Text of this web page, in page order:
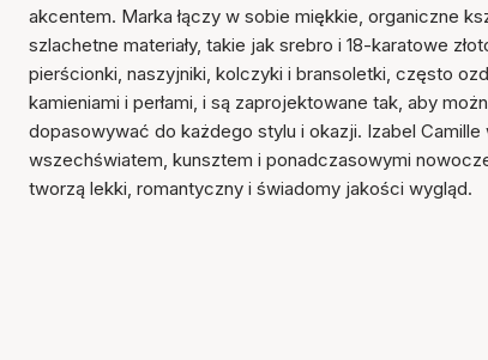
akcentem. Marka łączy w sobie miękkie, organiczne
szlachetne materiały, takie jak srebro i 18-karatowe
pierścionki, naszyjniki, kolczyki i bransoletki, często
kamieniami i perłami, i są zaprojektowane tak, aby
dopasowywać do każdego stylu i okazji. Izabel
wszechświatem, kunsztem i ponadczasowymi
tworzą lekki, romantyczny i świadomy jakości wygląd.